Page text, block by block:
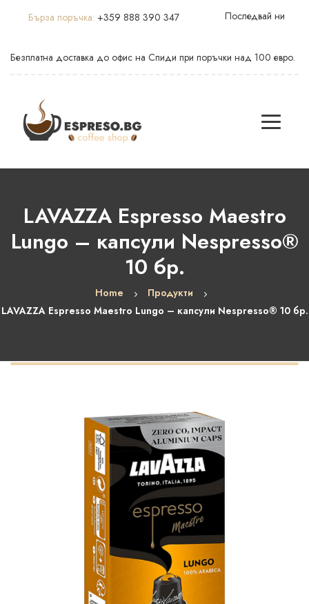
Бърза поръчка: +359 888 390 347 Последвай ни
Безплатна доставка до офис на Спиди при поръчки над 100 евро.
LAVAZZA Espresso Maestro
Lungo – капсули Nespresso®
10 бр.
Home
Продукти
LAVAZZA Espresso Maestro Lungo – капсули Nespresso® 10 бр.